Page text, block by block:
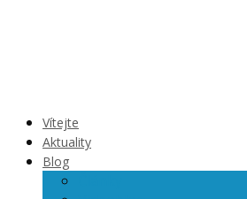
Vítejte
Aktuality
Blog